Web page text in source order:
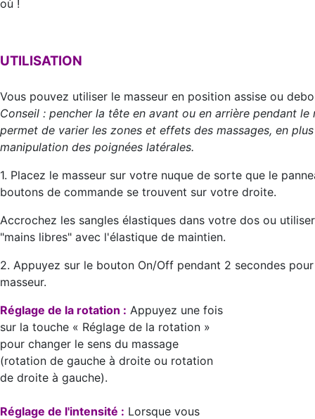
où !
UTILISATION
Vous pouvez utiliser le masseur en position assise ou
Conseil : pencher la tête en avant ou en arrière pendant le
permet de varier les zones et effets des massages, en
manipulation des poignées latérales.
1. Placez le masseur sur votre nuque de sorte que le
boutons de commande se trouvent sur votre droite.
Accrochez les sangles élastiques dans votre dos ou
"mains libres" avec l'élastique de maintien.
2. Appuyez sur le bouton On/Off pendant 2 secondes
masseur.
Réglage de la rotation : Appuyez une fois
sur la touche « Réglage de la rotation »
pour changer le sens du massage
(rotation de gauche à droite ou rotation
de droite à gauche).
Réglage de l'intensité : Lorsque vous